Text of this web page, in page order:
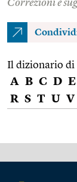
Correzioni e
Il dizionario di
A B C D E
R S T U V